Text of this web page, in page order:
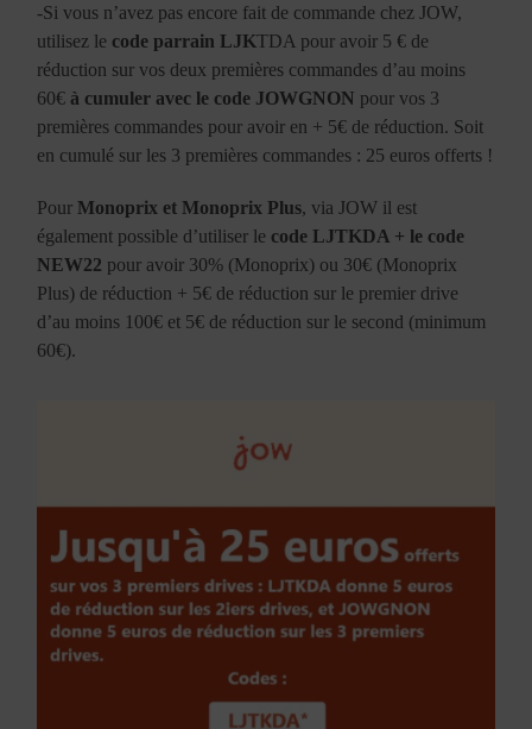
-Si vous n’avez pas encore fait de commande chez JOW,
utilisez le code parrain LJKTDA pour avoir 5 € de
réduction sur vos deux premières commandes d’au moins
60€ à cumuler avec le code JOWGNON pour vos 3
premières commandes pour avoir en + 5€ de réduction. Soit
en cumulé sur les 3 premières commandes : 25 euros offerts !
PourMonoprix et Monoprix Plus, via JOW il est
également possible d’utiliser le code LJTKDA + le code
NEW22 pour avoir 30% (Monoprix) ou 30€ (Monoprix
Plus) de réduction + 5€ de réduction sur le premier drive
d’au moins 100€ et 5€ de réduction sur le second (minimum
60€).